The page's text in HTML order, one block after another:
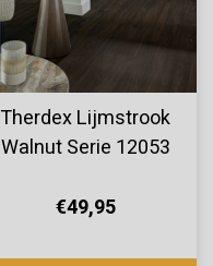
Therdex Lijmstrook
Walnut Serie 12053
€49,95